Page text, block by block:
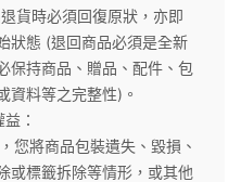
貨時必須回復原狀，亦即
狀態 (退回商品必須是全新
保持商品、贈品、配件、包
資料等之完整性)。
：
您將商品包裝遺失、毀損、
或標籤拆除等情形，或其他